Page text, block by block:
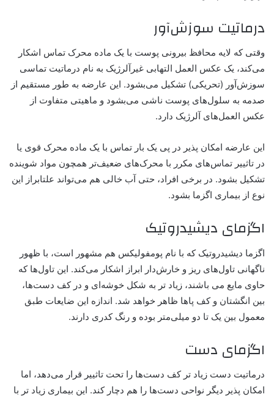
درماتیت سوزش‌آور
وقتی که لایه محافظ بیرونی پوست با یک ماده محرک تماس اشکار
می‌کند، یک عکس العمل التهابی غیرآلرژیک به نام درماتیت تماسی
سوزش‌آور (تحریکی) تشکیل می‌بشود. این عارضه به طور مستقیم از
صدمه به سلول‌های پوست ناشی می‌بشود و ماهیتی متفاوت از
عکس العمل‌های آلرژیک دارد.
این عارضه امکان پذیر در پی یک بار تماس با یک ماده‌ محرک قوی یا
در تاثییر تماس‌های مکرر با محرک‌های ضعیف‌تر همچون مواد شوینده
تشکیل بشود. در برخی افراد، حتی آب خالی هم می‌تواند علتابراز این
نوع از بیماری اگزما بشود.
اگزمای دیشیدروتیک
اگزما دیشیدروتیک که با نام‌ پومفولیکس هم مشهور است، با ظهور
ناگهانی تاول‌های ریز و خارش‌دار ابراز اشکار می‌کند. این تاول‌ها که
حاوی مایع می باشند، زیاد تر به شکل خوشه‌ای و در کف دست‌ها،
بین انگشتان و کف پاها ظاهر خواهد شد. اندازه این ضایعات طبق
معمول بین یک تا دو میلی‌متر بوده و رنگ کدری دارند.
اگزمای دست
درماتیت دست زیاد تر کف دست‌ها را تحت تاثییر قرار می‌دهد، اما
امکان پذیر دیگر نواحی دست‌ها را هم دچار کند. این بیماری زیاد تر با